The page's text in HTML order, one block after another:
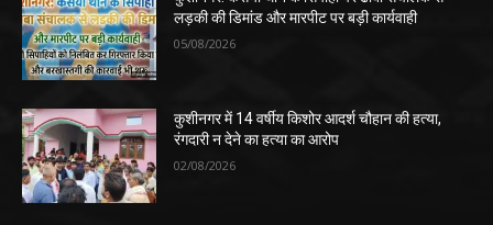
लड़की की डिमांड और मारपीट पर बड़ी कार्यवाही
05/08/2026
कुशीनगर में 14 वर्षीय किशोर आदर्श चौहान की हत्या,
रंगदारी न देने का हत्या का आरोप
02/08/2026